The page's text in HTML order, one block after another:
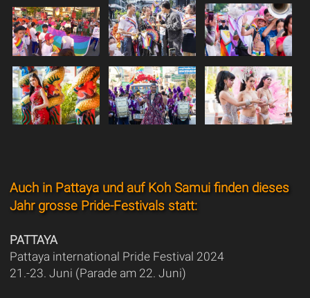
Auch in Pattaya und auf Koh Samui finden dieses
Jahr grosse Pride-Festivals statt:
PATTAYA
Pattaya international Pride Festival 2024
21.-23. Juni (Parade am 22. Juni)